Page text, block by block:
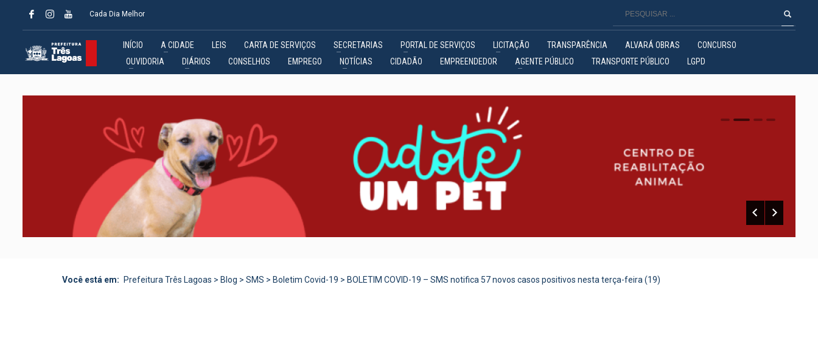
Cada Dia Melhor
INÍCIO A CIDADE LEIS CARTA DE SERVIÇOS SECRETARIAS PORTAL DE SERVIÇOS LICITAÇÃO TRANSPARÊNCIA ALVARÁ OBRAS
CONCURSO
OUVIDORIA
DIÁRIOS CONSELHOS EMPREGO NOTÍCIAS CIDADÃO EMPREENDEDOR AGENTE PÚBLICO TRANSPORTE PÚBLICO LGPD
0 1 2
Você está em: Prefeitura Três Lagoas > Blog > SMS > Boletim Covid-19 > BOLETIM COVID-19 – SMS notifica 57 novos casos positivos nesta terça-feira (19)